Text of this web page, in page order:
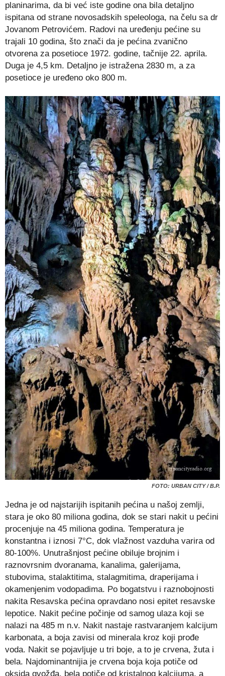
planinarima, da bi već iste godine ona bila detaljno
ispitana od strane novosadskih speleologa, na čelu sa dr
Jovanom Petrovićem. Radovi na uređenju pećine su
trajali 10 godina, što znači da je pećina zvanično
otvorena za posetioce 1972. godine, tačnije 22. aprila.
Duga je 4,5 km. Detaljno je istražena 2830 m, a za
posetioce je uređeno oko 800 m.
FOTO: URBAN CITY / B.P.
Jedna je od najstarijih ispitanih pećina u našoj zemlji,
stara je oko 80 miliona godina, dok se stari nakit u pećini
procenjuje na 45 miliona godina. Temperatura je
konstantna i iznosi 7°C, dok vlažnost vazduha varira od
80-100%. Unutrašnjost pećine obiluje brojnim i
raznovrsnim dvoranama, kanalima, galerijama,
stubovima, stalaktitima, stalagmitima, draperijama i
okamenjenim vodopadima. Po bogatstvu i raznobojnosti
nakita Resavska pećina opravdano nosi epitet resavske
lepotice. Nakit pećine počinje od samog ulaza koji se
nalazi na 485 m n.v. Nakit nastaje rastvaranjem kalcijum
karbonata, a boja zavisi od minerala kroz koji prođe
voda. Nakit se pojavljuje u tri boje, a to je crvena, žuta i
bela. Najdominantnijia je crvena boja koja potiče od
oksida gvožđa, bela potiče od kristalnog kalcijuma, a